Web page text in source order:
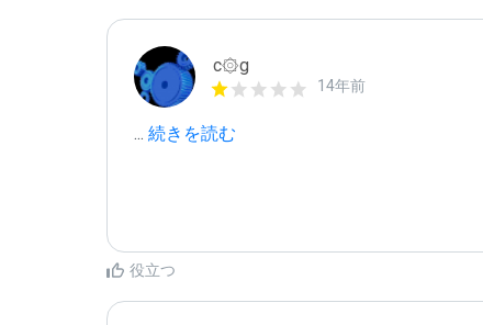
c۞g
14年前
... 続きを読む
役立つ